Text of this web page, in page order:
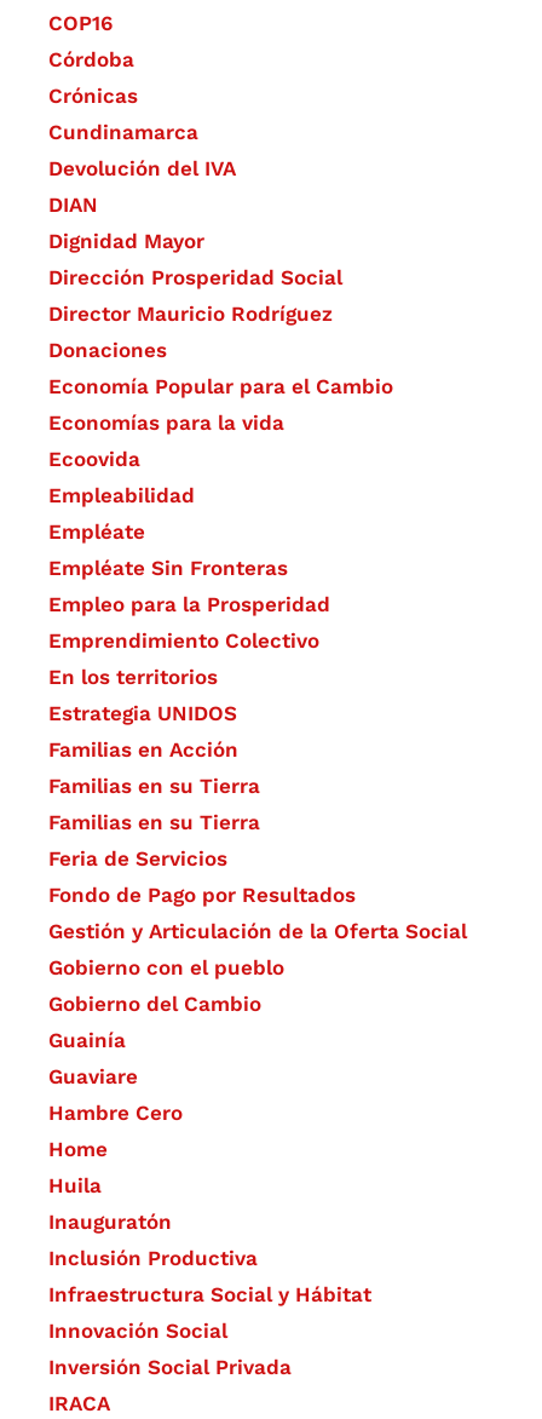
COP16
Córdoba
Crónicas
Cundinamarca
Devolución del IVA
DIAN
Dignidad Mayor
Dirección Prosperidad Social
Director Mauricio Rodríguez
Donaciones
Economía Popular para el Cambio
Economías para la vida
Ecoovida
Empleabilidad
Empléate
Empléate Sin Fronteras
Empleo para la Prosperidad
Emprendimiento Colectivo
En los territorios
Estrategia UNIDOS
Familias en Acción
Familias en su Tierra
Familias en su Tierra
Feria de Servicios
Fondo de Pago por Resultados
Gestión y Articulación de la Oferta Social
Gobierno con el pueblo
Gobierno del Cambio
Guainía
Guaviare
Hambre Cero
Home
Huila
Inauguratón
Inclusión Productiva
Infraestructura Social y Hábitat
​Innovación Social
Inversión Social Privada
IRACA